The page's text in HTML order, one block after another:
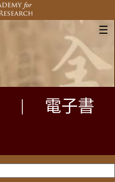
☰
電子書